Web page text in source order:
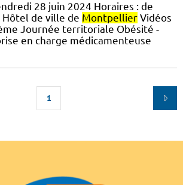
28 juin 2024 Horaires : de
Hôtel de ville de Montpellier Vidéos
Journée territoriale Obésité -
en charge médicamenteuse
1